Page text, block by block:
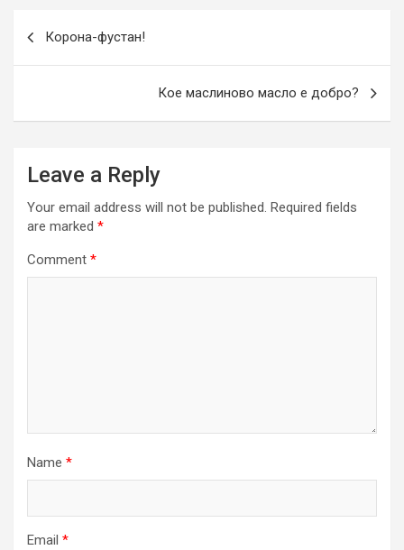
navigation
Корона-фустан!
Кое маслиново масло е добро?
Leave a Reply
Your email address will not be published. Required fields
are marked *
Comment *
Name *
Email *